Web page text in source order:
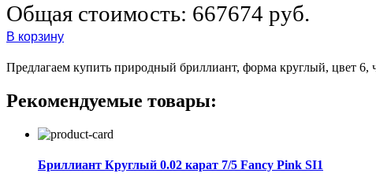
Общая стоимость: 667674 руб.
В корзину
Предлагаем купить природный бриллиант, форма круглый, цвет 6,
Рекомендуемые товары:
Бриллиант Круглый 0.02 карат 7/5 Fancy Pink SI1